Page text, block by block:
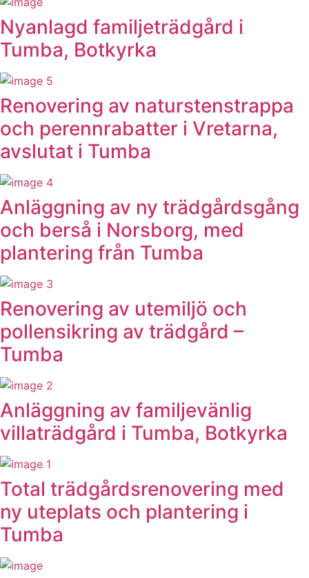
Nyanlagd familjeträdgård i
Tumba, Botkyrka
Renovering av naturstenstrappa
och perennrabatter i Vretarna,
avslutat i Tumba
Anläggning av ny trädgårdsgång
och berså i Norsborg, med
plantering från Tumba
Renovering av utemiljö och
pollensikring av trädgård –
Tumba
Anläggning av familjevänlig
villaträdgård i Tumba, Botkyrka
Total trädgårdsrenovering med
ny uteplats och plantering i
Tumba